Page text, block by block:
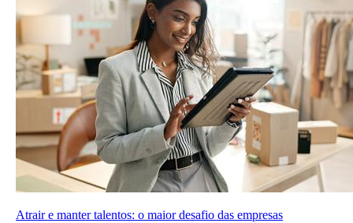
Atrair e manter talentos: o maior desafio das empresas